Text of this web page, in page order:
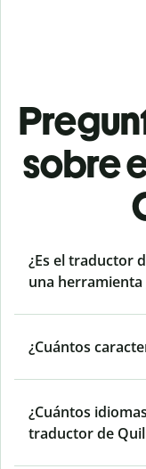
sobre
¿Es el traductor
una
¿Cuántos
¿Cuántos
traductor de